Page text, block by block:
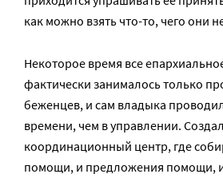
как можно взять что-то, чего они
Некоторое время все
фактически занималось только
беженцев, и сам владыка
времени, чем в управлении.
координационный центр, где
помощи, и предложения помощи,